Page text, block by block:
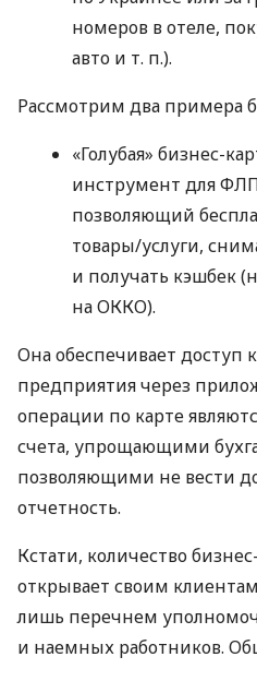
номеров в отеле,
авто и т. п.).
Рассмотрим два примера
«Голубая» бизнес-
инструмент для
позволяющий
товары/услуги,
и получать кэшбек
на ОККО).
Она обеспечивает доступ
предприятия через
операции по карте
счета, упрощающими
позволяющими не вести
отчетность.
Кстати, количество
открывает своим
лишь перечнем
и наемных работников.